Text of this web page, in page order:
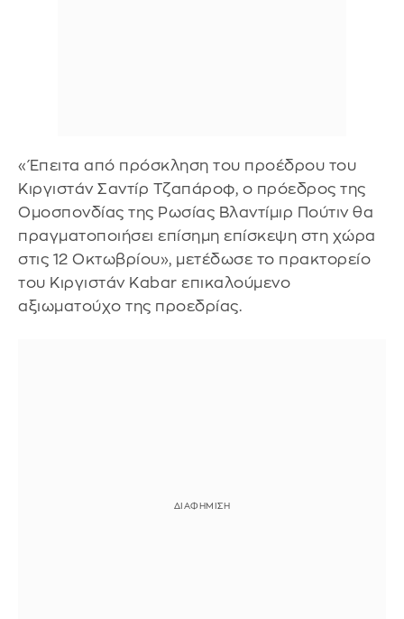
«Έπειτα από πρόσκληση του προέδρου του
Κιργιστάν Σαντίρ Τζαπάροφ, ο πρόεδρος της
Ομοσπονδίας της Ρωσίας Βλαντίμιρ Πούτιν θα
πραγματοποιήσει επίσημη επίσκεψη στη χώρα
στις 12 Οκτωβρίου», μετέδωσε το πρακτορείο
του Κιργιστάν Κabar επικαλούμενο
αξιωματούχο της προεδρίας.